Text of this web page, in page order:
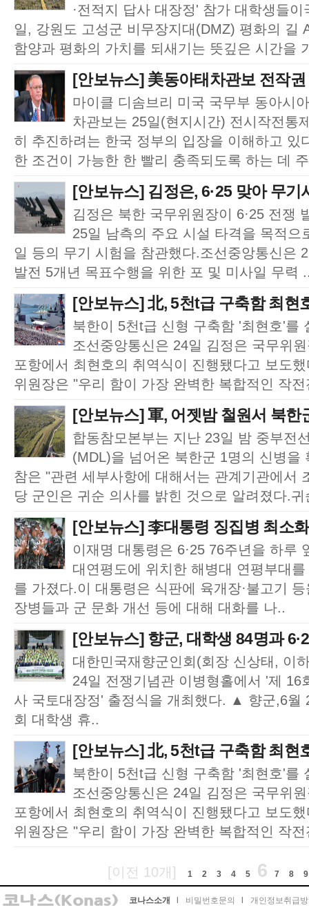
·전적지 답사 대장정' 참가 대학생들
일, 강원도 고성군 비무장지대(DMZ) 평화의 길
함양과 평화의 가치를 되새기는 뜻깊은 시간을
[안보뉴스] 美동아태차관보 전작
마이클 디솜브리 미국 국무부 동아시
차관보는 25일(현지시간) 전시작전통
히 추진하려는 한국 정부의 입장을 이해하고 있
한 조건이 가능한 한 빨리 충족되도록 하는 데
[안보뉴스] 김정은, 6·25 맞아 무
김정은 북한 국무위원장이 6·25 전쟁
25일 남측의 주요 시설 타격을 목적으
일 등의 무기 시험을 참관했다.조선중앙통신은
발전 5개년 목표수행을 위한 포 및 미사일 무력
[안보뉴스] 北, 5천t급 구축함 최현
북한이 5천t급 신형 구축함 '최현호'를
조선중앙통신은 24일 김정은 국무위
포항에서 최현호의 취역식이 진행됐다고 보도
위원장은 "우리 함이 가장 완벽한 복합적인 작전
[안보뉴스] 軍, 어젯밤 철원서 북한
합동참모본부는 지난 23일 밤 중부전
(MDL)을 넘어온 북한군 1명의 신병을
참은 "관련 세부사항에 대해서는 관계기관에서
당 군인은 귀순 의사를 밝힌 것으로 알려졌다.
[안보뉴스] 李대통령 징집병 최소
이재명 대통령은 6·25 76주년을 하루
대연평도에 위치한 해병대 연평부대
를 가졌다.이 대통령은 식판에 육개장·불고기
장병들과 군 문화 개선 등에 대해 대화를 나..
[안보뉴스] 향군, 대학생 84명과
대한민국재향군인회(회장 신상태, 이
24일 전쟁기념관 이병형홀에서 '제 16
사 국토대장정' 출정식을 개최했다. ▲ 향군,6월
회 대학생 휴..
[안보뉴스] 北, 5천t급 구축함 최현
북한이 5천t급 신형 구축함 '최현호'를
조선중앙통신은 24일 김정은 국무위
포항에서 최현호의 취역식이 진행됐다고 보도
위원장은 "우리 함이 가장 완벽한 복합적인 작전
[이전 10개] 1 2 3 4 5 6 7 8 9
코나스소개 비밀번호문의 개인정보취급